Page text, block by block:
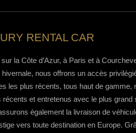
RENTAL CAR
la Côte d’Azur, à Paris et à
nous offrons un accès
les plus récents, tous haut de gamme,
récents et entretenus avec le plus grand
également la livraison de
vers toute destination en Europe.